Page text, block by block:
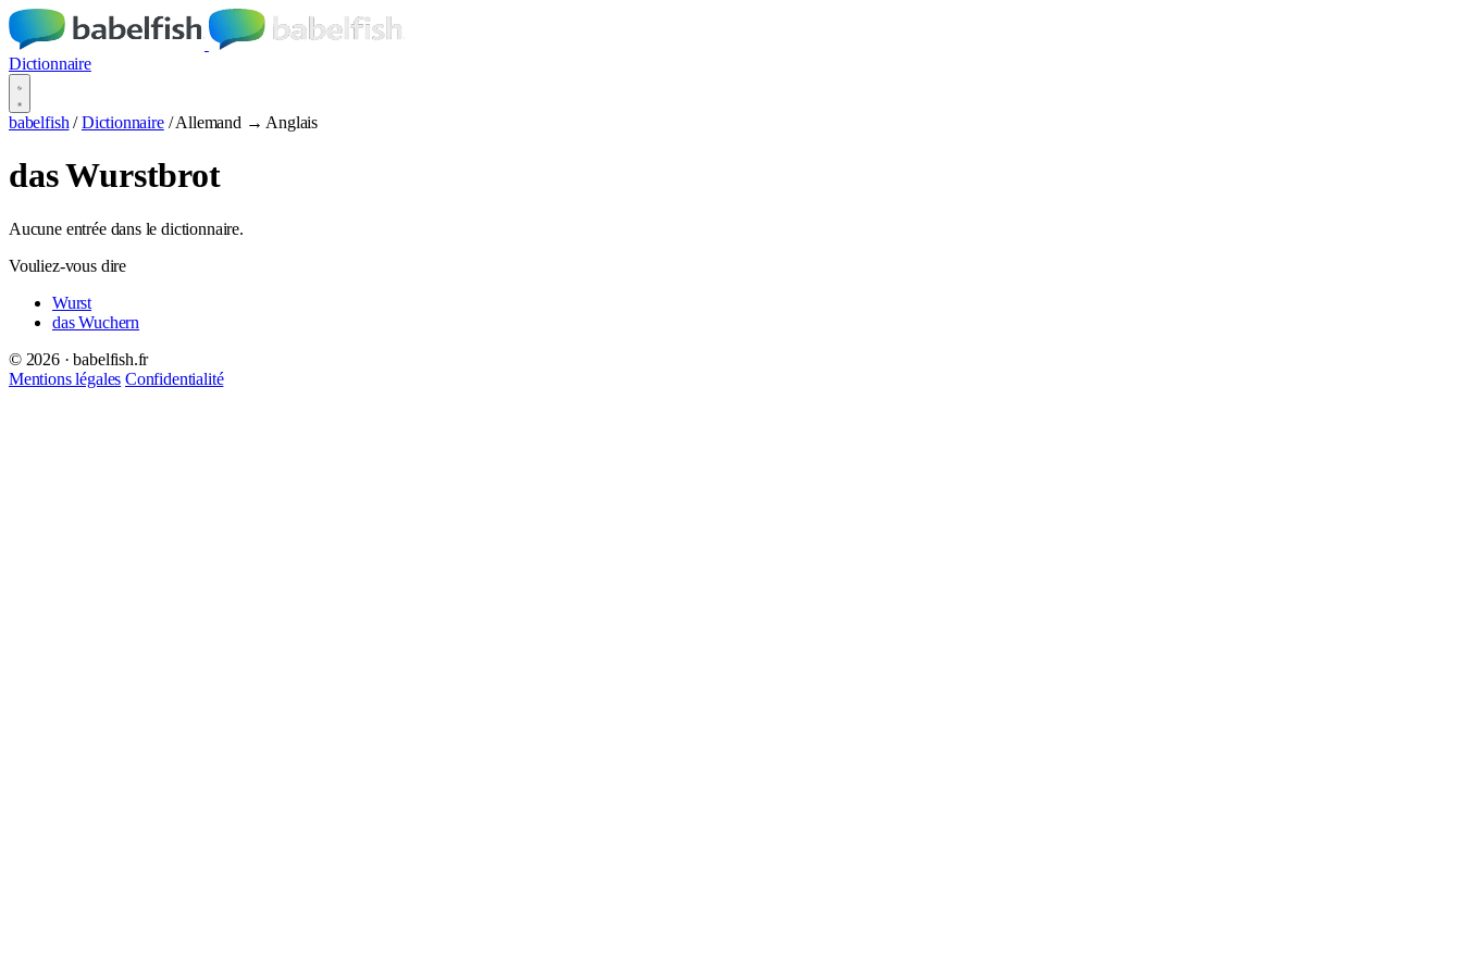
Dictionnaire
babelfish / Dictionnaire / Allemand → Anglais
das Wurstbrot
Aucune entrée dans le dictionnaire.
Vouliez-vous dire
Wurst
das Wuchern
© 2026 · babelfish.fr
Mentions légales Confidentialité